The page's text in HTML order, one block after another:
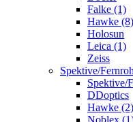
Falke (1)
Hawke (8)
Holosun
Leica (1)
Zeiss
Spektive/
Spektive/
DDoptics
Hawke (2)
Noblex